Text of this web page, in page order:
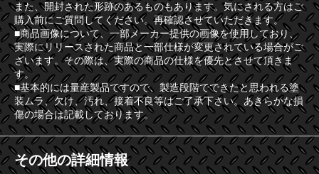
また、開封された形跡のあるものもあります。気にされる方はご
購入前にご質問してください。再確認させていただきます。
■商品画像について、一部メーカー提供の画像を使用しており、
実際にリリースされた商品と一部仕様が変更されている場合がご
ざいます。その際は、実際の商品の仕様を優先とさせて頂きま
す。
■基本的には量産製品ですので、製造段階でできたと思われる塗
装ムラ、欠け、汚れ、接着不良等はご了承下さい。あきらかな損
傷の場合は記載しております。
その他の詳細情報